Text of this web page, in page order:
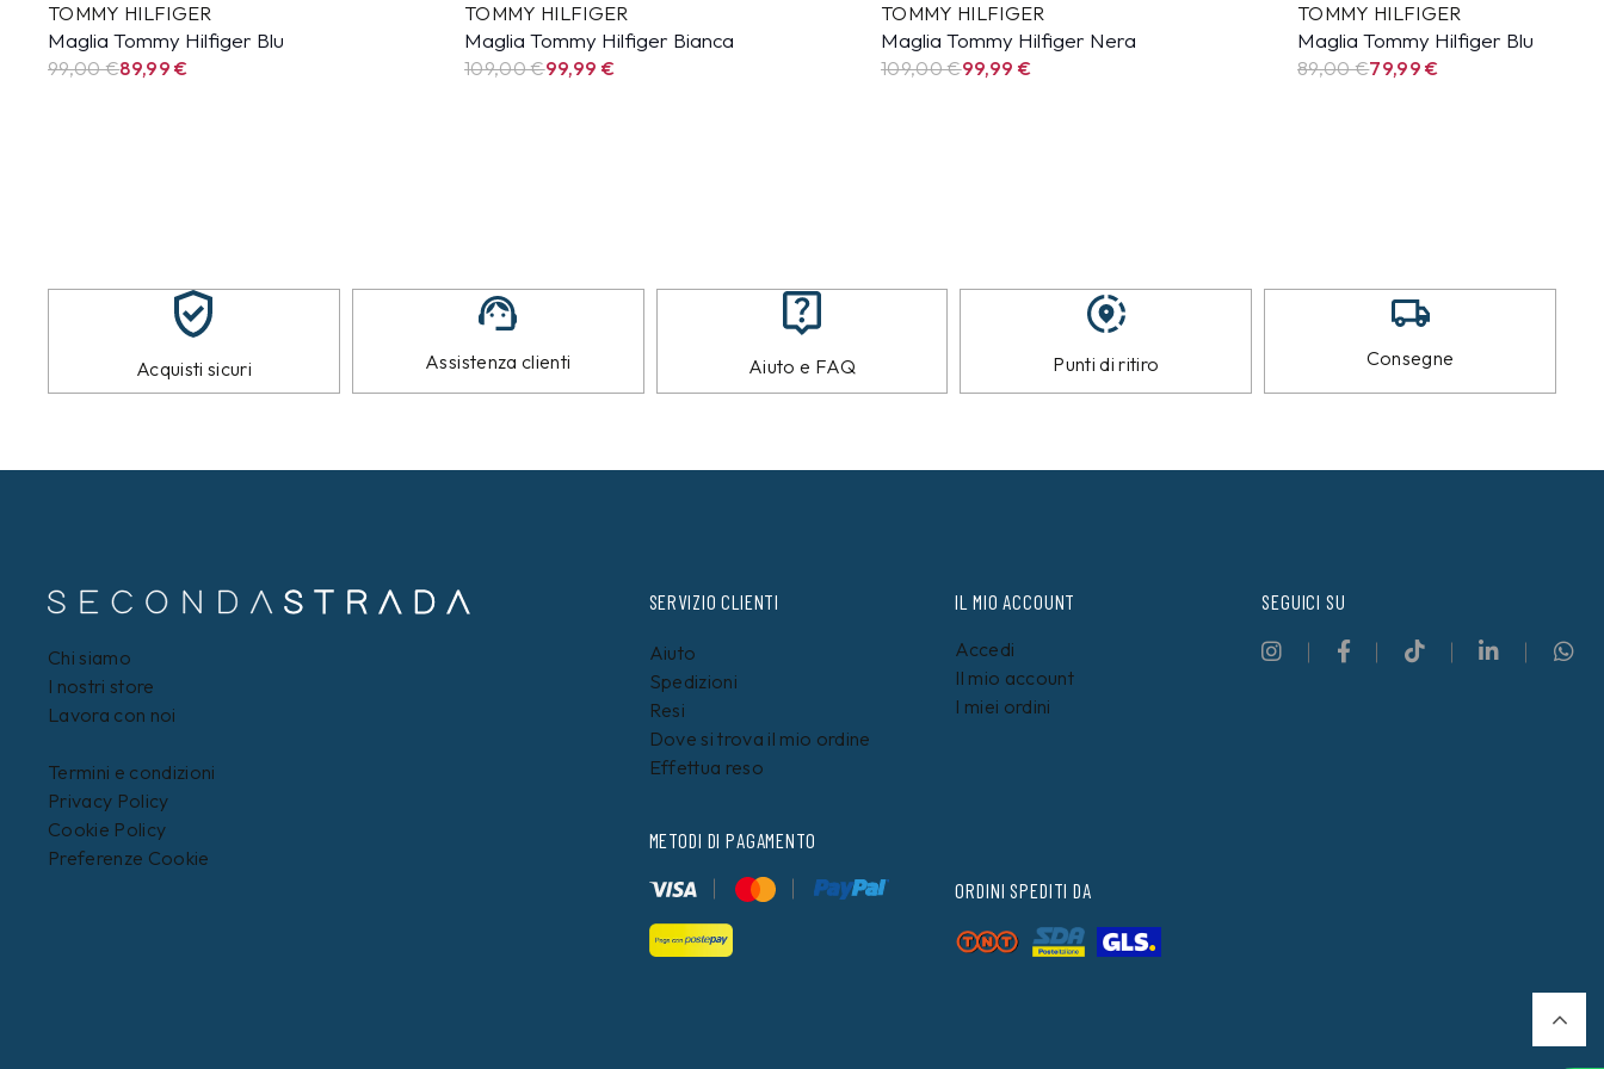
TOMMY HILFIGER
Maglia Tommy Hilfiger Blu
99,00 €89,99€
TOMMY HILFIGER
Maglia Tommy Hilfiger Bianca
109,00 €99,99 €
TOMMY HILFIGER
Maglia Tommy Hilfiger Nera
109,00 €99,99 €
TOMMY HILFIGER
Maglia Tommy Hilfiger Blu
89,00 €79,99€
Acquisti sicuri Assistenza clienti Aiuto e FAQ Punti di ritiro Consegne
Chi siamo
I nostri store
Lavora con noi
Termini e condizioni
Privacy Policy
Cookie Policy
Preferenze Cookie
SERVIZIO CLIENTI
Aiuto
Spedizioni
Resi
Dove si trova il mio ordine
Effettua reso
METODI DI PAGAMENTO
IL MIO ACCOUNT
Accedi
Il mio account
I miei ordini
ORDINI SPEDITI DA
SEGUICI SU